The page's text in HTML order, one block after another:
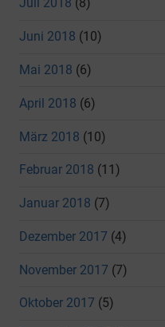
Juli 2018 (8)
Juni 2018 (10)
Mai 2018 (6)
April 2018 (6)
März 2018 (10)
Februar 2018 (11)
Januar 2018 (7)
Dezember 2017 (4)
November 2017 (7)
Oktober 2017 (5)